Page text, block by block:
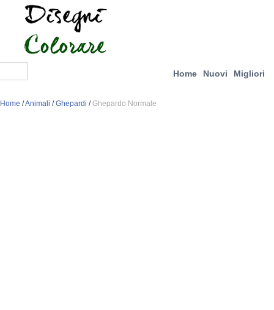
Home Nuovi Migliori
Home /Animali /Ghepardi /Ghepardo Normale